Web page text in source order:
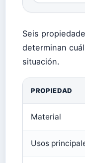
Seis
determinan
situación.
PROPIEDAD
Material
Usos